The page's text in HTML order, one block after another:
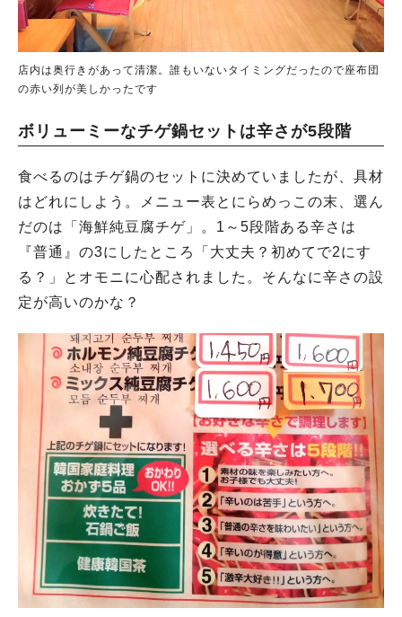
店内は奥行きがあって清潔。誰もいないタイミングだったので座布団
の赤い列が美しかったです
ボリューミーなチゲ鍋セットは辛さが5段階
食べるのはチゲ鍋のセットに決めていましたが、具材
はどれにしよう。メニュー表とにらめっこの末、選ん
だのは「海鮮純豆腐チゲ」。1～5段階ある辛さは
『普通』の3にしたところ「大丈夫？初めてで2にす
る？」とオモニに心配されました。そんなに辛さの設
定が高いのかな？